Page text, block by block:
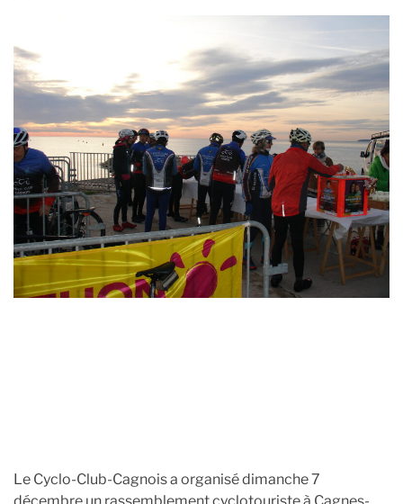
e
s
t
A
h
o
r
D
a
t
e
Le Cyclo-Club-Cagnois a organisé dimanche 7